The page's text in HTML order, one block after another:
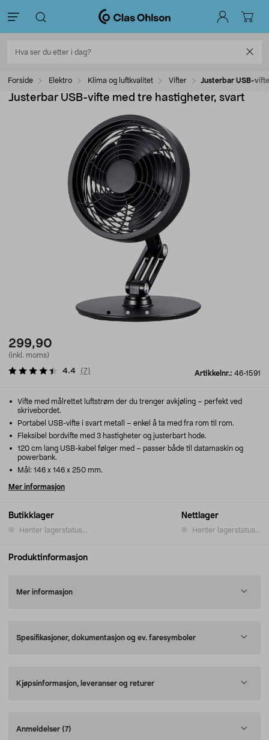
Forside Elektro Klima og luftkvalitet Vifter Justerbar USB-
Justerbar USB-vifte med tre hastigheter, svart
299,90
(inkl. moms)
Artikkelnr.: 46-1591
4.4 (7)
Butikklager
Henter lagerstatus...
Nettlager
Henter lagerstatus...
Vifte med målrettet luftstrøm der du trenger avkjøling – perfekt ved
skrivebordet.
Portabel USB-vifte i svart metall – enkel å ta med fra rom til rom.
Fleksibel bordvifte med 3 hastigheter og justerbart hode.
120 cm lang USB-kabel følger med – passer både til datamaskin og
powerbank.
Mål: 146 x 146 x 250 mm.
Mer informasjon
Produktinformasjon
Mer informasjon
Spesifikasjoner, dokumentasjon og ev. faresymboler
Kjøpsinformasjon, leveranser og returer
Anmeldelser (7)